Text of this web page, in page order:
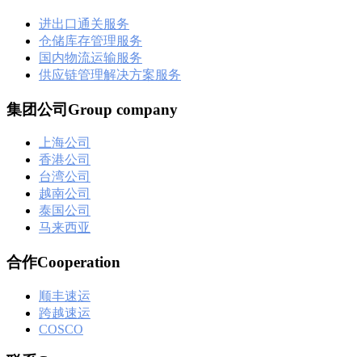
进出口通关服务
仓储库存管理服务
国内物流运输服务
供应链管理解决方案服务
集团公司Group company
上海公司
香港公司
台湾公司
越南公司
泰国公司
马来西亚
合作Cooperation
顺丰速运
跨越速运
COSCO